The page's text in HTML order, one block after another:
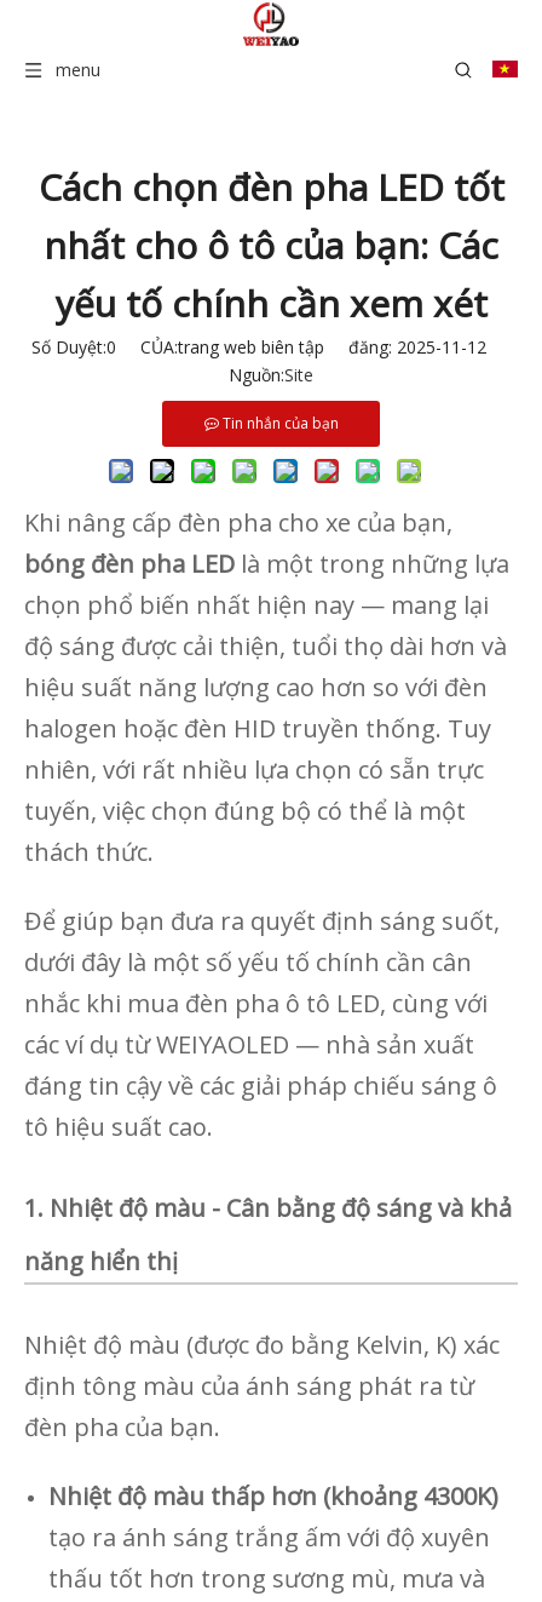
menu
Cách chọn đèn pha LED tốt
nhất cho ô tô của bạn: Các
yếu tố chính cần xem xét
Số Duyệt:0 CỦA:trang web biên tập đăng: 2025-11-12
Nguồn:Site
Tin nhắn của bạn
Khi nâng cấp đèn pha cho xe của bạn,
bóng đèn pha LED là một trong những lựa
chọn phổ biến nhất hiện nay — mang lại
độ sáng được cải thiện, tuổi thọ dài hơn và
hiệu suất năng lượng cao hơn so với đèn
halogen hoặc đèn HID truyền thống. Tuy
nhiên, với rất nhiều lựa chọn có sẵn trực
tuyến, việc chọn đúng bộ có thể là một
thách thức.
Để giúp bạn đưa ra quyết định sáng suốt,
dưới đây là một số yếu tố chính cần cân
nhắc khi mua đèn pha ô tô LED, cùng với
các ví dụ từ WEIYAOLED — nhà sản xuất
đáng tin cậy về các giải pháp chiếu sáng ô
tô hiệu suất cao.
1. Nhiệt độ màu - Cân bằng độ sáng và khả
năng hiển thị
Nhiệt độ màu (được đo bằng Kelvin, K) xác
định tông màu của ánh sáng phát ra từ
đèn pha của bạn.
Nhiệt độ màu thấp hơn (khoảng 4300K)
tạo ra ánh sáng trắng ấm với độ xuyên
thấu tốt hơn trong sương mù, mưa và